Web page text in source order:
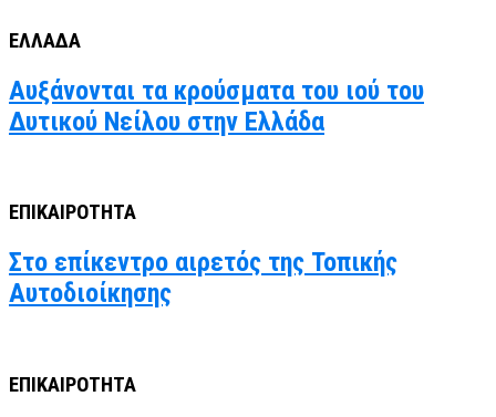
ΕΛΛΑΔΑ
Αυξάνονται τα κρούσματα του ιού του
Δυτικού Νείλου στην Ελλάδα
ΕΠΙΚΑΙΡΟΤΗΤΑ
Στο επίκεντρο αιρετός της Τοπικής
Αυτοδιοίκησης
ΕΠΙΚΑΙΡΟΤΗΤΑ